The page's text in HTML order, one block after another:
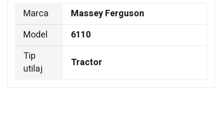
Marca
Massey Ferguson
Model
6110
Tip
utilaj
Tractor